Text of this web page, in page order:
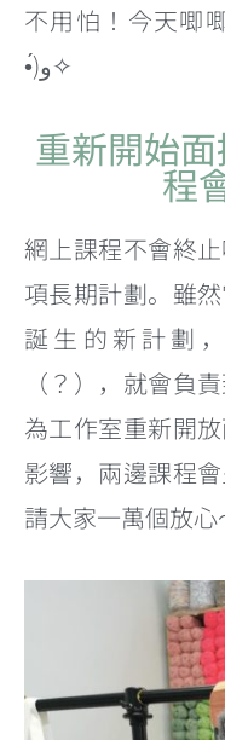
不用怕！今天唧
•́)و✧
重新開始
程
網上課程不會終
項長期計劃。雖
誕生的新計劃
（？），就會負
為工作室重新開
影響，兩邊課程
請大家一萬個放心